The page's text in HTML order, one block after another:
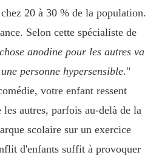
20 à 30 % de la population.
Selon cette spécialiste de
anodine pour les autres va
personne hypersensible."
votre enfant ressent
autres, parfois au-delà de la
scolaire sur un exercice
d'enfants suffit à provoquer